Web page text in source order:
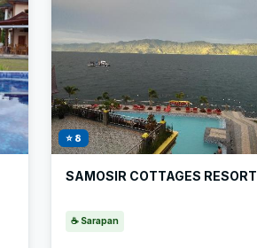
⭐ 8
SAMOSIR COTTAGES RESORT
☕ Sarapan